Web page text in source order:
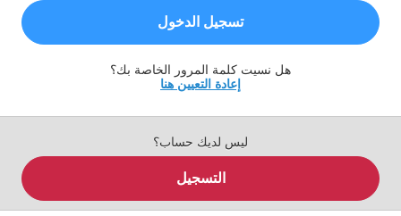
تسجيل الدخول
هل نسيت كلمة المرور الخاصة بك؟
إعادة التعيين هنا
ليس لديك حساب؟
التسجيل